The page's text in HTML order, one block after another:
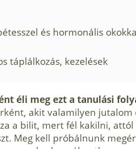
és hormonális
táplálkozás, kezelések
éli meg ezt a tanulási
akit valamilyen jutalom
a bilit, mert fél kakilni,
Meg kell próbálnunk